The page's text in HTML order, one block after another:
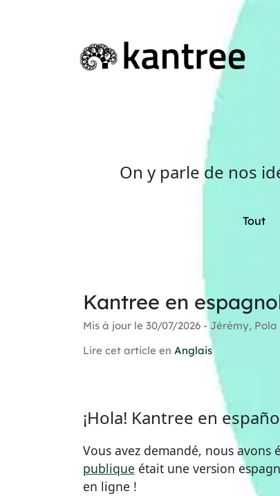
On y parle de nos
Tout
Kantree en
Mis à jour le 30/07/2026 - Jérémy, Pola
Lire cet article en Anglais
¡Hola! Kantree en
Vous avez demandé, nous avons
publique était une version
en ligne !